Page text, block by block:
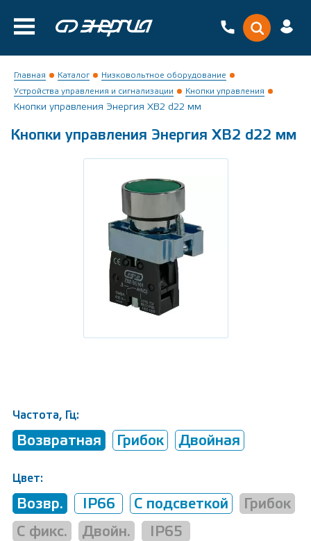
Главная Каталог
Низковольтное оборудование
Устройства управления и сигнализации
Кнопки управления
Кнопки управления Энергия XB2 d22 мм
Кнопки управления Энергия XB2 d22 мм
Частота, Гц:
Возвратная Грибок Двойная
Цвет:
Возвр. IP66 С подсветкой
Грибок
С фикс.
Двойн. IP65